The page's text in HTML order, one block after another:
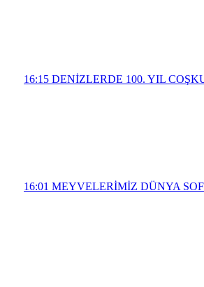
16:15 DENİZLERDE 100. YIL
16:01 MEYVELERİMİZ DÜNYA